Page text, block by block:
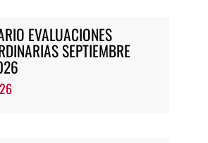
EVALUACIONES
SEPTIEMBRE